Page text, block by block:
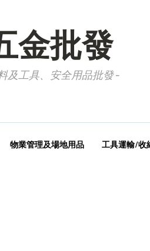
金批發
及工具、安全用品批發 -
物業管理及場地用品 工具運輸/收